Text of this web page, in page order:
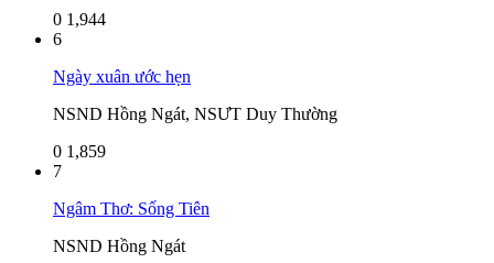
0 1,944
6
Ngày xuân ước hẹn
NSND Hồng Ngát, NSƯT Duy Thường
0 1,859
7
Ngâm Thơ: Sống Tiên
NSND Hồng Ngát